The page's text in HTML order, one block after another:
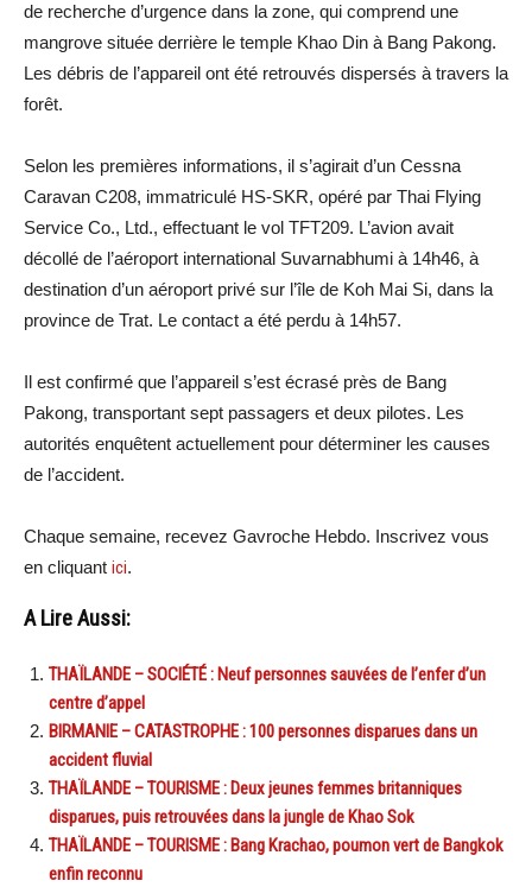
de recherche d’urgence dans la zone, qui comprend une
mangrove située derrière le temple Khao Din à Bang Pakong.
Les débris de l’appareil ont été retrouvés dispersés à travers la
forêt.
Selon les premières informations, il s’agirait d’un Cessna
Caravan C208, immatriculé HS-SKR, opéré par Thai Flying
Service Co., Ltd., effectuant le vol TFT209. L’avion avait
décollé de l’aéroport international Suvarnabhumi à 14h46, à
destination d’un aéroport privé sur l’île de Koh Mai Si, dans la
province de Trat. Le contact a été perdu à 14h57.
Il est confirmé que l’appareil s’est écrasé près de Bang
Pakong, transportant sept passagers et deux pilotes. Les
autorités enquêtent actuellement pour déterminer les causes
de l’accident.
Chaque semaine, recevez Gavroche Hebdo. Inscrivez vous
en cliquant ici.
A Lire Aussi:
THAÏLANDE – SOCIÉTÉ : Neuf personnes sauvées de l’enfer d’un
centre d’appel
BIRMANIE – CATASTROPHE : 100 personnes disparues dans un
accident fluvial
THAÏLANDE – TOURISME : Deux jeunes femmes britanniques
disparues, puis retrouvées dans la jungle de Khao Sok
THAÏLANDE – TOURISME : Bang Krachao, poumon vert de Bangkok
enfin reconnu